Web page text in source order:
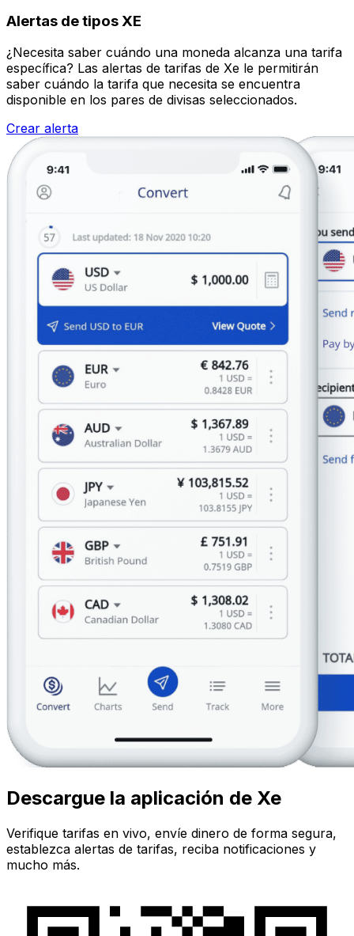
Alertas de tipos XE
¿Necesita saber cuándo una moneda alcanza una tarifa
específica? Las alertas de tarifas de Xe le permitirán
saber cuándo la tarifa que necesita se encuentra
disponible en los pares de divisas seleccionados.
Crear alerta
Descargue la aplicación de Xe
Verifique tarifas en vivo, envíe dinero de forma segura,
establezca alertas de tarifas, reciba notificaciones y
mucho más.